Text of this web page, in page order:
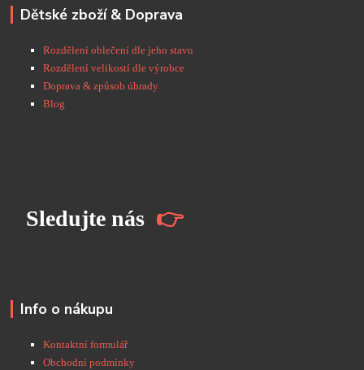
Dětské zboží & Doprava
Rozdělení oblečení dle jeho stavu
Rozdělení velikostí dle výrobce
Doprava & způsob úhrady
Blog
Sledujte nás 👉
Info o nákupu
Kontaktní formulář
Obchodní podmínky